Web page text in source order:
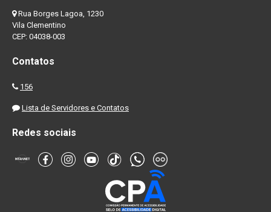
Rua Borges Lagoa, 1230
Vila Clementino
CEP: 04038-003
Contatos
156
Lista de Servidores e Contatos
Redes sociais